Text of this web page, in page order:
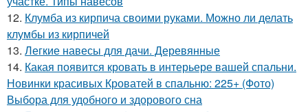
12. Клумба из кирпича своими руками. Можно ли делать
клумбы из кирпичей
13. Легкие навесы для дачи. Деревянные
14. Какая появится кровать в интерьере вашей спальни.
Новинки красивых Кроватей в спальню: 225+ (Фото)
Выбора для удобного и здорового сна